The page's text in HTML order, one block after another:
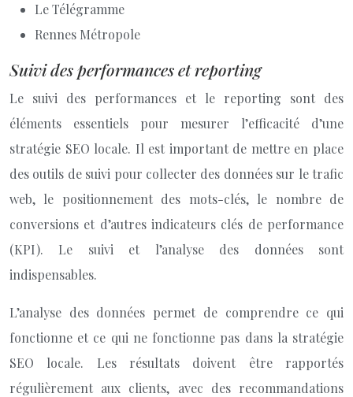
Le Télégramme
Rennes Métropole
Suivi des performances et reporting
Le suivi des performances et le reporting sont des
éléments essentiels pour mesurer l’efficacité d’une
stratégie SEO locale. Il est important de mettre en place
des outils de suivi pour collecter des données sur le trafic
web, le positionnement des mots-clés, le nombre de
conversions et d’autres indicateurs clés de performance
(KPI). Le suivi et l’analyse des données sont
indispensables.
L’analyse des données permet de comprendre ce qui
fonctionne et ce qui ne fonctionne pas dans la stratégie
SEO locale. Les résultats doivent être rapportés
régulièrement aux clients, avec des recommandations